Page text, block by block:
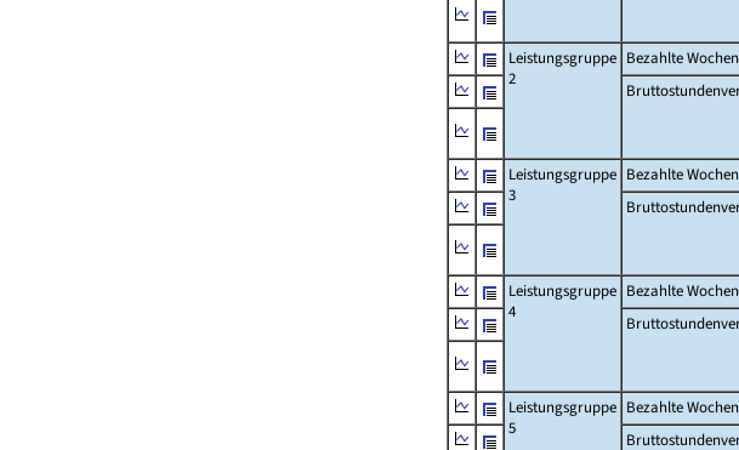
Leistungsgruppe
2
Bezahlte
Leistungsgruppe
3
Bezahlte
Leistungsgruppe
4
Bezahlte
Leistungsgruppe
5
Bezahlte